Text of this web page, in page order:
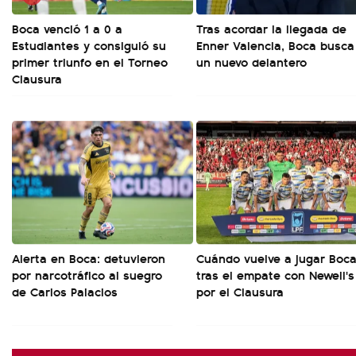
Boca venció 1 a 0 a
Estudiantes y consiguió su
primer triunfo en el Torneo
Clausura
Tras acordar la llegada de
Enner Valencia, Boca busca
un nuevo delantero
Alerta en Boca: detuvieron
por narcotráfico al suegro
de Carlos Palacios
Cuándo vuelve a jugar Boca
tras el empate con Newell's
por el Clausura